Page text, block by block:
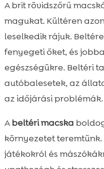
A brit rövidszőrű
magukat. Kültéren
leselkedik rájuk.
fenyegeti őket, és
egészségükre. Beltéri
autóbalesetek, az
az időjárási problémák.
Abeltéri macska
környezetet
játékokról és